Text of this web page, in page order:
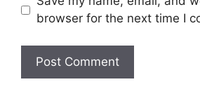
browser for the next time I